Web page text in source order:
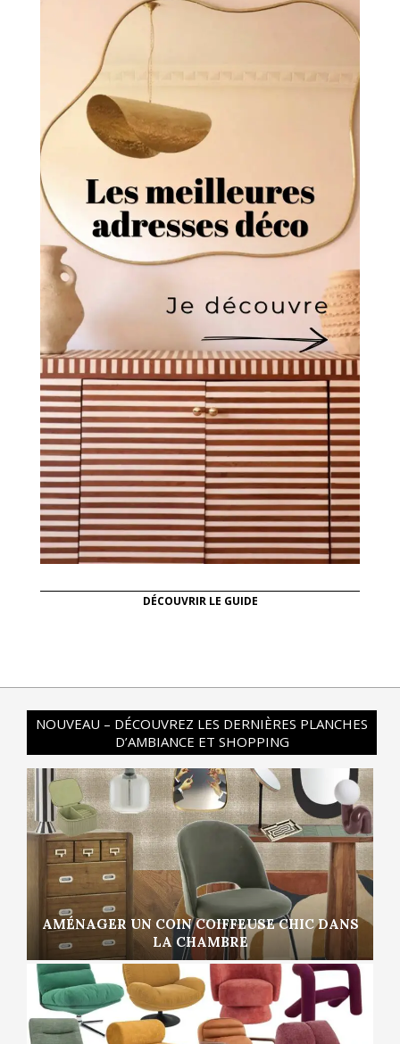
DÉCOUVRIR LE GUIDE
NOUVEAU – DÉCOUVREZ LES DERNIÈRES PLANCHES
D’AMBIANCE ET SHOPPING
AMÉNAGER UN COIN COIFFEUSE CHIC DANS
LA CHAMBRE